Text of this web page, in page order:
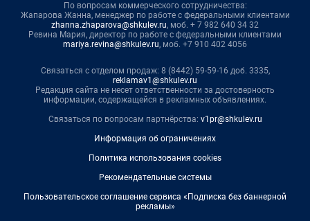
По вопросам коммерческого сотрудничества:
Жапарова Жанна, менеджер по работе с федеральными клиентами
zhanna.zhaparova@shkulev.ru, моб. + 7 982 640 34 32
Ревина Мария, директор по работе с федеральными клиентами
mariya.revina@shkulev.ru, моб. +7 910 402 4056
Связаться с отделом продаж: 8 (8442) 59-59-16 доб. 3335,
reklamav1@shkulev.ru
Редакция сайта не несет ответственности за достоверность
информации, содержащейся в рекламных объявлениях.
Связаться по вопросам партнёрства: v1pr@shkulev.ru
Информация об ограничениях
Политика использования cookies
Рекомендательные системы
Пользовательское соглашение сервиса «Подписка без баннерной
рекламы»